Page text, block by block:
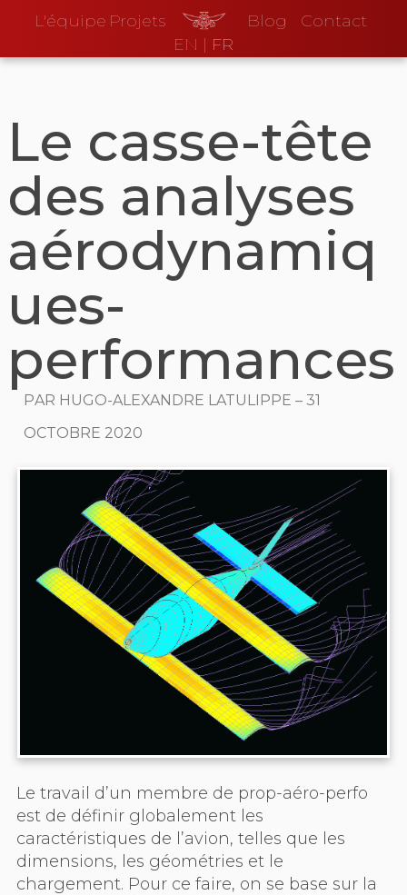
L'équipe Projets Blog
Contact
EN | FR
Le casse-tête
des analyses
aérodynamiq
ues-
performances
Par Hugo-Alexandre Latulippe–31
octobre 2020
Le travail d’un membre de prop-aéro-perfo
est de définir globalement les
caractéristiques de l’avion, telles que les
dimensions, les géométries et le
chargement. Pour ce faire, on se base sur la